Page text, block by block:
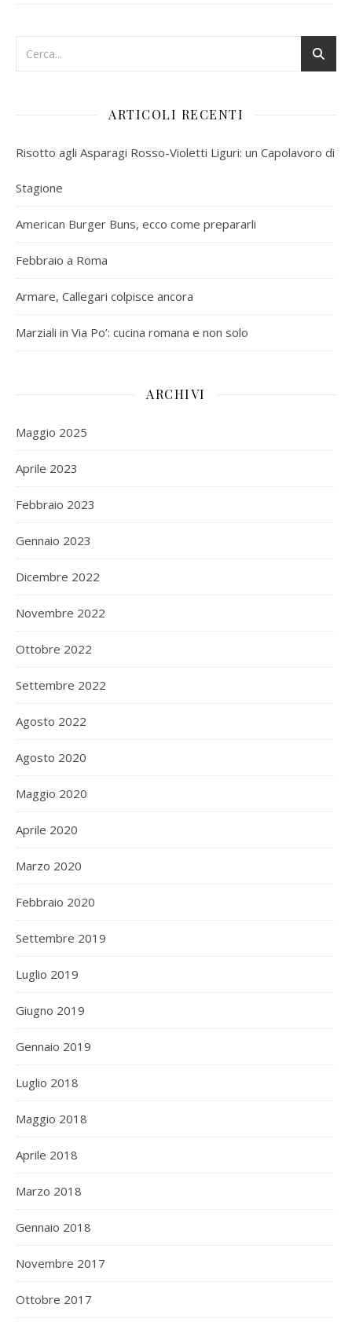
ARTICOLI RECENTI
Risotto agli Asparagi Rosso-Violetti Liguri: un Capolavoro di
Stagione
American Burger Buns, ecco come prepararli
Febbraio a Roma
Armare, Callegari colpisce ancora
Marziali in Via Po’: cucina romana e non solo
ARCHIVI
Maggio 2025
Aprile 2023
Febbraio 2023
Gennaio 2023
Dicembre 2022
Novembre 2022
Ottobre 2022
Settembre 2022
Agosto 2022
Agosto 2020
Maggio 2020
Aprile 2020
Marzo 2020
Febbraio 2020
Settembre 2019
Luglio 2019
Giugno 2019
Gennaio 2019
Luglio 2018
Maggio 2018
Aprile 2018
Marzo 2018
Gennaio 2018
Novembre 2017
Ottobre 2017